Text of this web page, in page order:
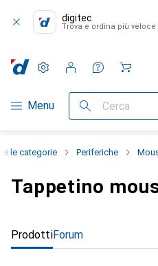
digitec
Trova e ordina più veloce
Categoria Navigazione
Menu Cerca
Impostazioni
Conto cliente
Liste di confronto
Liste dei desideri
Carrello
le categorie Periferiche
Tappetino
ProdottiForum